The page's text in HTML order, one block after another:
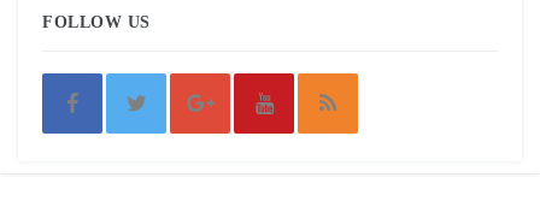
FOLLOW US